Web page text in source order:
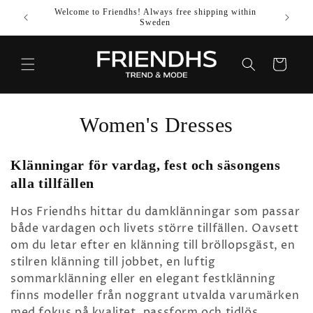
SKIP TO
CONTENT
Welcome to Friendhs! Always free shipping within
Sweden
Use
Cart
C
l
l
e
c
t
Women's Dresses
Klänningar för vardag, fest och säsongens
alla tillfällen
Hos Friendhs hittar du damklänningar som passar
både vardagen och livets större tillfällen. Oavsett
om du letar efter en klänning till bröllopsgäst, en
stilren klänning till jobbet, en luftig
sommarklänning eller en elegant festklänning
finns modeller från noggrant utvalda varumärken